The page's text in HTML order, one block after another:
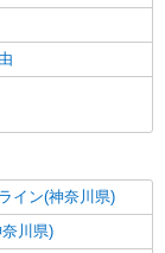
イン(神奈川県)
川県)